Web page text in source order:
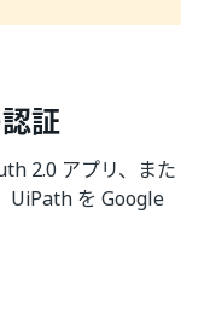
証
2.0 アプリ、また
UiPath を Google